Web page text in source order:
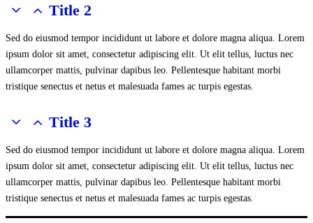
Title 2
Sed do eiusmod tempor incididunt ut labore et dolore magna aliqua. Lorem
ipsum dolor sit amet, consectetur adipiscing elit. Ut elit tellus, luctus nec
ullamcorper mattis, pulvinar dapibus leo. Pellentesque habitant morbi
tristique senectus et netus et malesuada fames ac turpis egestas.
Title 3
Sed do eiusmod tempor incididunt ut labore et dolore magna aliqua. Lorem
ipsum dolor sit amet, consectetur adipiscing elit. Ut elit tellus, luctus nec
ullamcorper mattis, pulvinar dapibus leo. Pellentesque habitant morbi
tristique senectus et netus et malesuada fames ac turpis egestas.